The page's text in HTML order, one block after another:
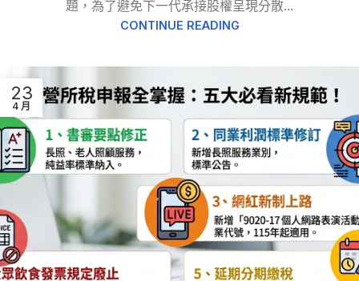
題，為了避免下一代承接股權呈現分散...
CONTINUE READING
23
4 月